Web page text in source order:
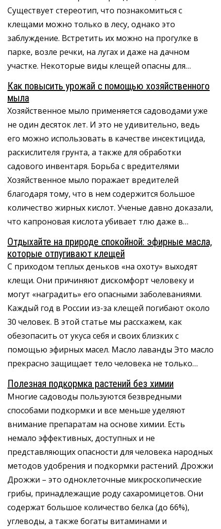
Существует стереотип, что познакомиться с
клещами можно только в лесу, однако это
заблуждение. Встретить их можно на прогулке в
парке, возле речки, на лугах и даже на дачном
участке. Некоторые виды клещей опасны для…
Как повысить урожай с помощью хозяйственного
мыла
Хозяйственное мыло применяется садоводами уже
не один десяток лет. И это не удивительно, ведь
его можно использовать в качестве инсектицида,
раскислителя грунта, а также для обработки
садового инвентаря. Борьба с вредителями
Хозяйственное мыло поражает вредителей
благодаря тому, что в нем содержится большое
количество жирных кислот. Ученые давно доказали,
что капроновая кислота убивает тлю даже в…
Отдыхайте на природе спокойной: эфирные масла,
которые отпугивают клещей
С приходом теплых деньков «на охоту» выходят
клещи. Они причиняют дискомфорт человеку и
могут «наградить» его опасными заболеваниями.
Каждый год в России из-за клещей погибают около
30 человек. В этой статье мы расскажем, как
обезопасить от укуса себя и своих близких с
помощью эфирных масел. Масло лаванды Это масло
прекрасно защищает тело человека не только…
Полезная подкормка растений без химии
Многие садоводы пользуются безвредными
способами подкормки и все меньше уделяют
внимание препаратам на основе химии. Есть
немало эффективных, доступных и не
представляющих опасности для человека народных
методов удобрения и подкормки растений. Дрожжи
Дрожжи – это одноклеточные микроскопические
грибы, принадлежащие роду сахаромицетов. Они
содержат большое количество белка (до 66%),
углеводы, а также богаты витаминами и